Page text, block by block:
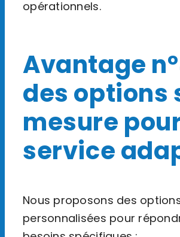
opérationnels.
Avantage
des options
mesure
service
Nous proposons des
personnalisées pour